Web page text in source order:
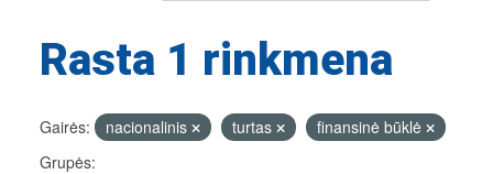
Rasta 1 rinkmena
Gairės: nacionalinis turtas
finansinė būklė
Grupės: